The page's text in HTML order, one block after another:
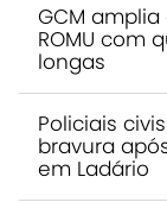
GCM
ROMU com
longas
Policiais
bravura
em Ladário